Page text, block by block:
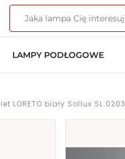
LAMPY PODŁOGOWE
LORETO biały Sollux SL.0203